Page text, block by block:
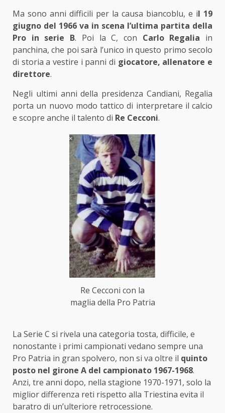
Ma sono anni difficili per la causa biancoblu, e il 19
giugno del 1966 va in scena l’ultima partita della
Pro in serie B. Poi la C, con Carlo Regalia in
panchina, che poi sarà l’unico in questo primo secolo
di storia a vestire i panni di giocatore, allenatore e
direttore.
Negli ultimi anni della presidenza Candiani, Regalia
porta un nuovo modo tattico di interpretare il calcio
e scopre anche il talento di Re Cecconi.
Re Cecconi con la
maglia della Pro Patria
La Serie C si rivela una categoria tosta, difficile, e
nonostante i primi campionati vedano sempre una
Pro Patria in gran spolvero, non si va oltre il quinto
posto nel girone A del campionato 1967-1968.
Anzi, tre anni dopo, nella stagione 1970-1971, solo la
miglior differenza reti rispetto alla Triestina evita il
baratro di un’ulteriore retrocessione.